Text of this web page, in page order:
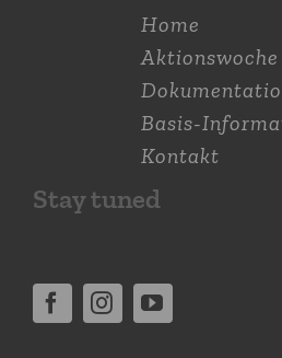
Home
Basis-
Kontakt
Stay tuned